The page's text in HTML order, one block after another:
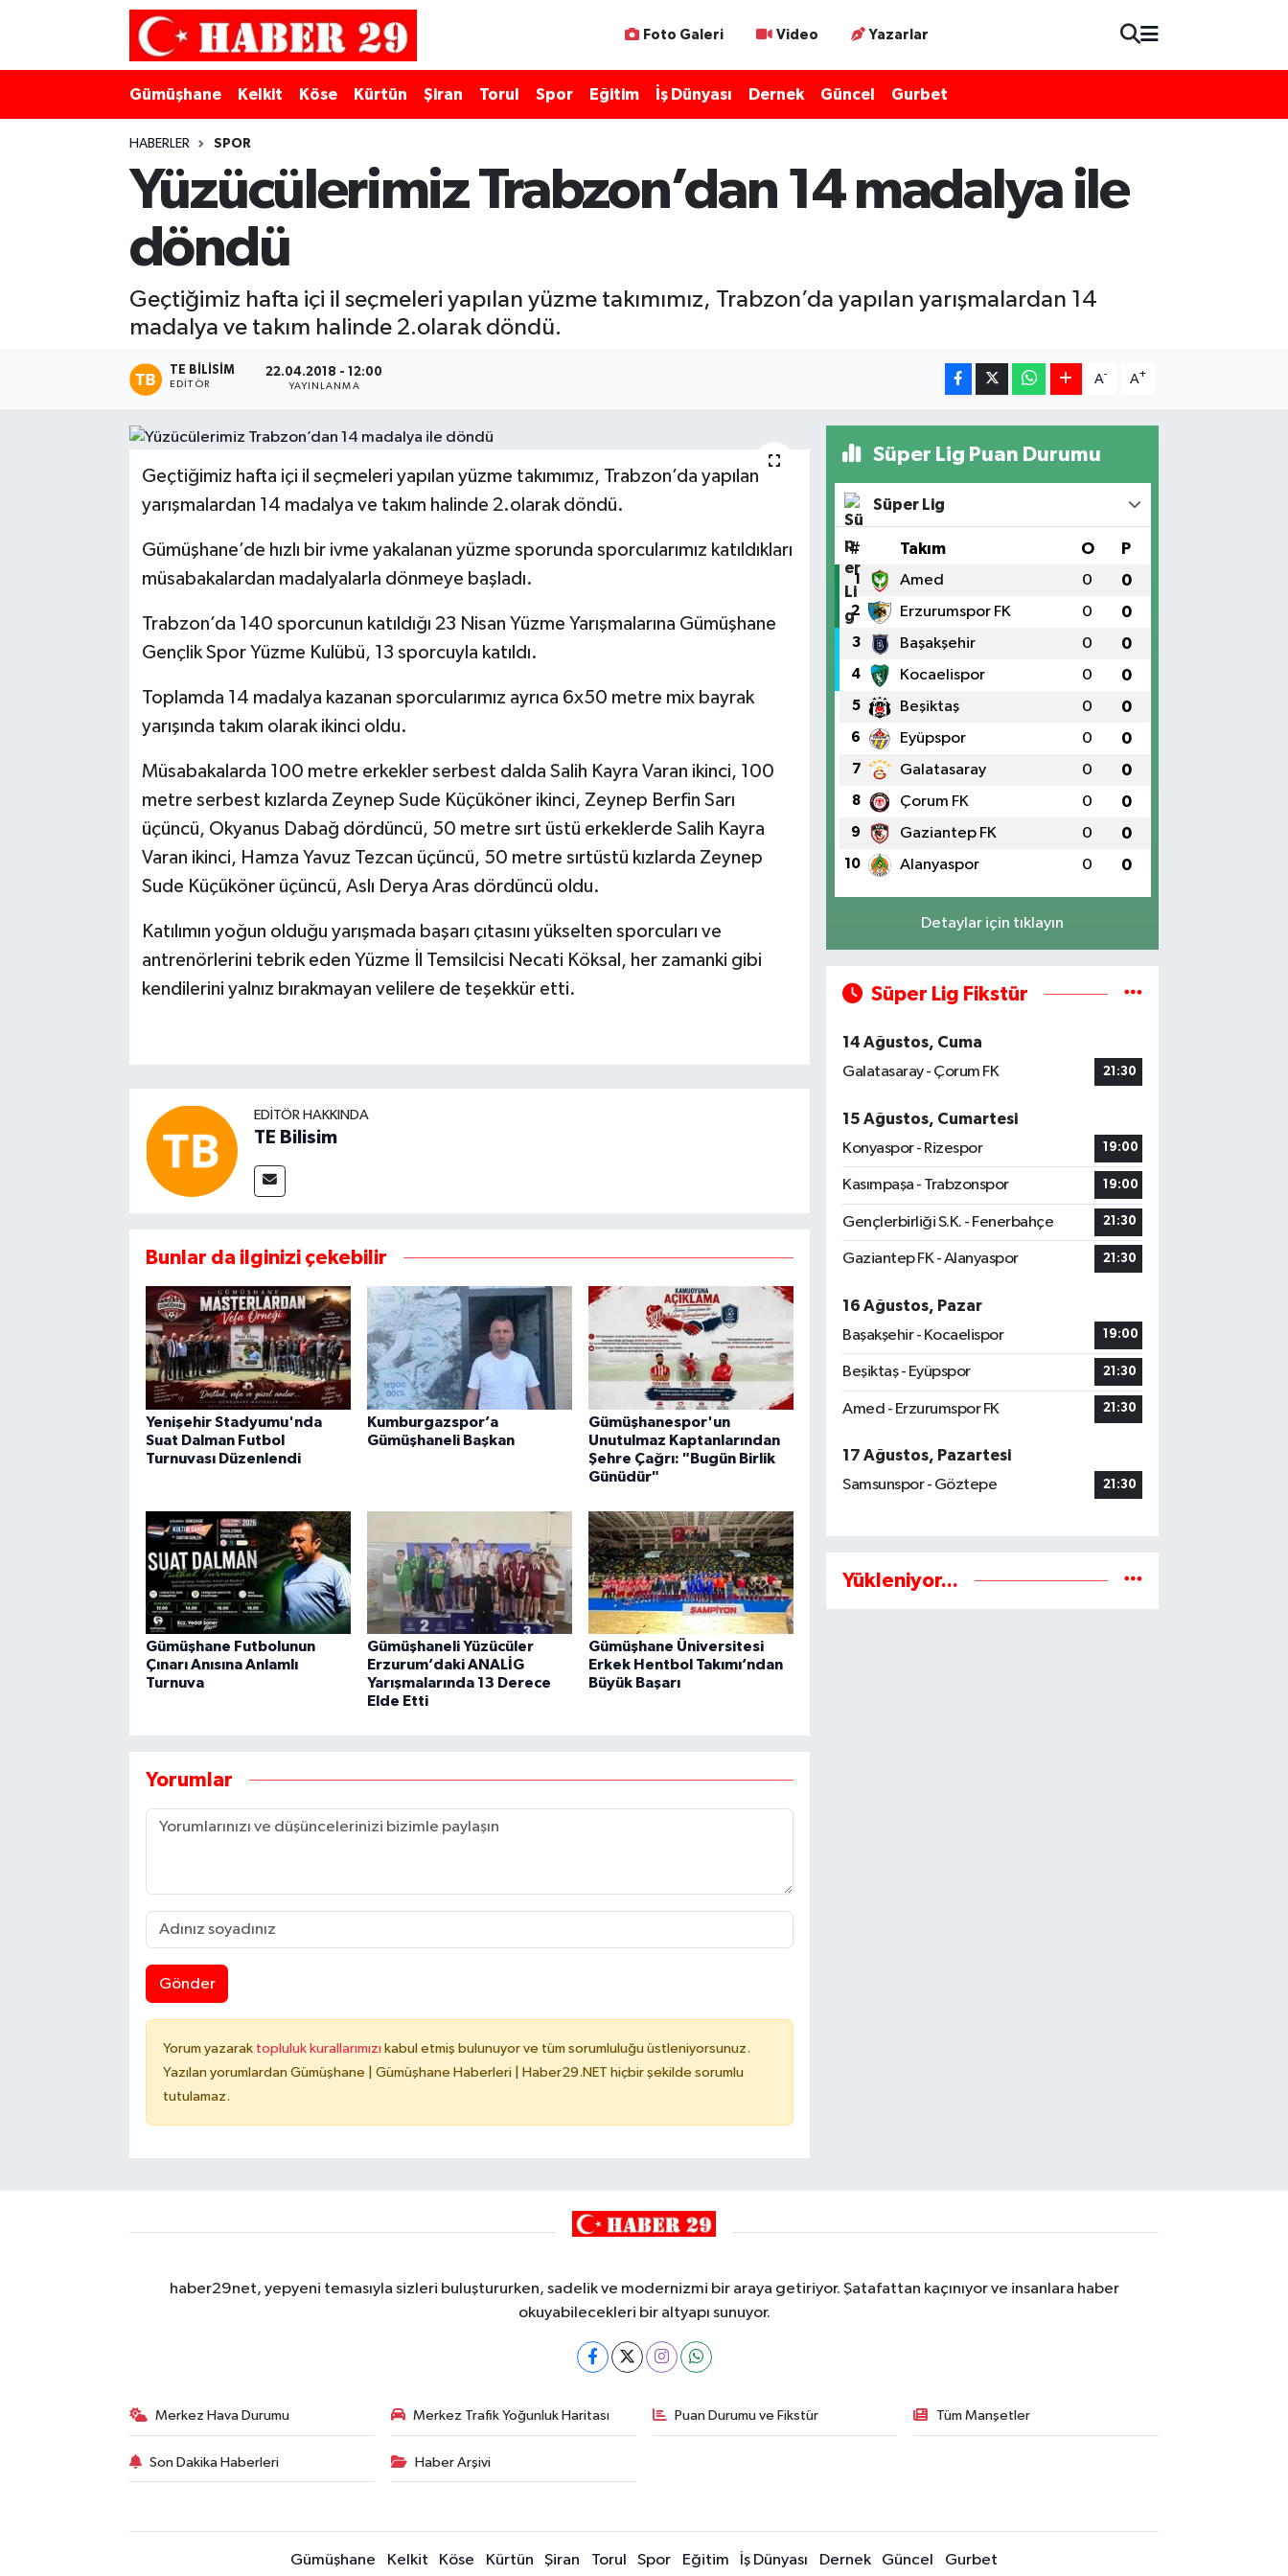
Foto Galeri Video Yazarlar
Gümüşhane Kelkit Köse Kürtün Şiran Torul Spor Eğitim İş Dünyası Dernek Güncel Gurbet
HABERLER SPOR
Yüzücülerimiz Trabzon’dan 14 madalya ile
döndü
Geçtiğimiz hafta içi il seçmeleri yapılan yüzme takımımız, Trabzon’da yapılan yarışmalardan 14
madalya ve takım halinde 2.olarak döndü.
TE BILISIM
EDITÖR
22.04.2018 - 12:00
YAYINLANMA
A- A+
Geçtiğimiz hafta içi il seçmeleri yapılan yüzme takımımız, Trabzon’da yapılan
yarışmalardan 14 madalya ve takım halinde 2.olarak döndü.
Gümüşhane’de hızlı bir ivme yakalanan yüzme sporunda sporcularımız katıldıkları
müsabakalardan madalyalarla dönmeye başladı.
Trabzon’da 140 sporcunun katıldığı 23 Nisan Yüzme Yarışmalarına Gümüşhane
Gençlik Spor Yüzme Kulübü, 13 sporcuyla katıldı.
Toplamda 14 madalya kazanan sporcularımız ayrıca 6x50 metre mix bayrak
yarışında takım olarak ikinci oldu.
Müsabakalarda 100 metre erkekler serbest dalda Salih Kayra Varan ikinci, 100
metre serbest kızlarda Zeynep Sude Küçüköner ikinci, Zeynep Berfin Sarı
üçüncü, Okyanus Dabağ dördüncü, 50 metre sırt üstü erkeklerde Salih Kayra
Varan ikinci, Hamza Yavuz Tezcan üçüncü, 50 metre sırtüstü kızlarda Zeynep
Sude Küçüköner üçüncü, Aslı Derya Aras dördüncü oldu.
Katılımın yoğun olduğu yarışmada başarı çıtasını yükselten sporcuları ve
antrenörlerini tebrik eden Yüzme İl Temsilcisi Necati Köksal, her zamanki gibi
kendilerini yalnız bırakmayan velilere de teşekkür etti.
EDITÖR HAKKINDA
TE Bilisim
Bunlar da ilginizi çekebilir
Yenişehir Stadyumu'nda
Suat Dalman Futbol
Turnuvası Düzenlendi
Kumburgazspor’a
Gümüşhaneli Başkan
Gümüşhanespor'un
Unutulmaz Kaptanlarından
Şehre Çağrı: "Bugün Birlik
Günüdür"
Gümüşhane Futbolunun
Çınarı Anısına Anlamlı
Turnuva
Gümüşhaneli Yüzücüler
Erzurum’daki ANALİG
Yarışmalarında 13 Derece
Elde Etti
Gümüşhane Üniversitesi
Erkek Hentbol Takımı’ndan
Büyük Başarı
Yorumlar
Gönder
Yorum yazarak topluluk kurallarımızı kabul etmiş bulunuyor ve tüm sorumluluğu üstleniyorsunuz.
Yazılan yorumlardan Gümüşhane | Gümüşhane Haberleri | Haber29.NET hiçbir şekilde sorumlu
tutulamaz.
Süper Lig Puan Durumu
Süper Lig
# Takım O P
1 Amed 0 0
2 Erzurumspor FK 0 0
3 Başakşehir 0 0
4 Kocaelispor 0 0
5 Beşiktaş 0 0
6 Eyüpspor 0 0
7 Galatasaray 0 0
8 Çorum FK 0 0
9 Gaziantep FK 0 0
10 Alanyaspor 0 0
Detaylar için tıklayın
Süper Lig Fikstür
14 Ağustos, Cuma
Galatasaray - Çorum FK
21:30
15 Ağustos, Cumartesi
Konyaspor - Rizespor
19:00
Kasımpaşa - Trabzonspor 19:00
Gençlerbirliği S.K. - Fenerbahçe 21:30
Gaziantep FK - Alanyaspor 21:30
16 Ağustos, Pazar
Başakşehir - Kocaelispor
19:00
Beşiktaş - Eyüpspor 21:30
Amed - Erzurumspor FK 21:30
17 Ağustos, Pazartesi
Samsunspor - Göztepe
21:30
Yükleniyor...
haber29net, yepyeni temasıyla sizleri buluştururken, sadelik ve modernizmi bir araya getiriyor. Şatafattan kaçınıyor ve insanlara haber
okuyabilecekleri bir altyapı sunuyor.
Merkez Hava Durumu Merkez Trafik Yoğunluk Haritası Puan Durumu ve Fikstür Tüm Manşetler
Son Dakika Haberleri Haber Arşivi
Gümüşhane Kelkit Köse Kürtün Şiran Torul Spor Eğitim İş Dünyası Dernek Güncel Gurbet
Merkez Hava Durumu
Merkez Trafik Yoğunluk Haritası
Süper Lig Puan Durumu ve Fikstür
Son Dakika Haberleri